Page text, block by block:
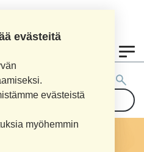
evästeitä
evästeistä
myöhemmin